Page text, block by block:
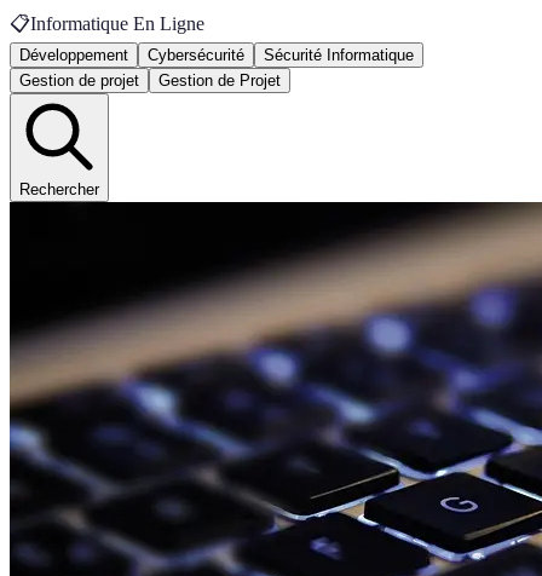
📋Informatique En Ligne
Développement Cybersécurité
Sécurité Informatique
Gestion de projet
Gestion de Projet
Rechercher